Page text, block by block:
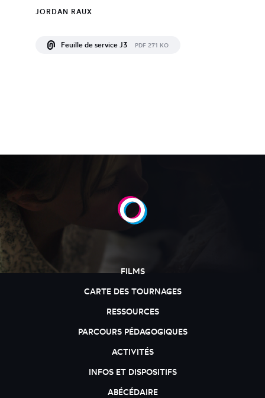
JORDAN RAUX
Feuille de service J3 PDF 271 KO
FILMS
CARTE DES TOURNAGES
RESSOURCES
PARCOURS PÉDAGOGIQUES
ACTIVITÉS
INFOS ET DISPOSITIFS
ABÉCÉDAIRE